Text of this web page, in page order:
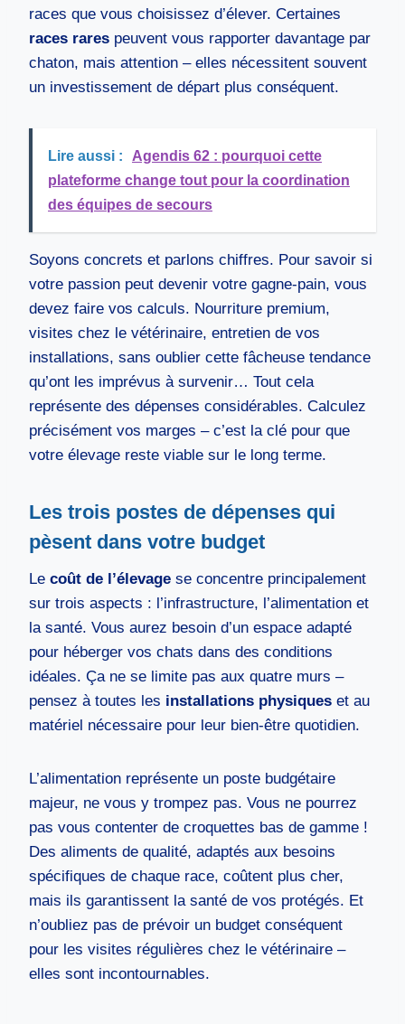
races que vous choisissez d’élever. Certaines
races rares peuvent vous rapporter davantage par
chaton, mais attention – elles nécessitent souvent
un investissement de départ plus conséquent.
Lire aussi :
Agendis 62 : pourquoi cette
plateforme change tout pour la coordination
des équipes de secours
Soyons concrets et parlons chiffres. Pour savoir si
votre passion peut devenir votre gagne-pain, vous
devez faire vos calculs. Nourriture premium,
visites chez le vétérinaire, entretien de vos
installations, sans oublier cette fâcheuse tendance
qu’ont les imprévus à survenir… Tout cela
représente des dépenses considérables. Calculez
précisément vos marges – c’est la clé pour que
votre élevage reste viable sur le long terme.
Les trois postes de dépenses qui
pèsent dans votre budget
Le coût de l’élevage se concentre principalement
sur trois aspects : l’infrastructure, l’alimentation et
la santé. Vous aurez besoin d’un espace adapté
pour héberger vos chats dans des conditions
idéales. Ça ne se limite pas aux quatre murs –
pensez à toutes les installations physiques et au
matériel nécessaire pour leur bien-être quotidien.
L’alimentation représente un poste budgétaire
majeur, ne vous y trompez pas. Vous ne pourrez
pas vous contenter de croquettes bas de gamme !
Des aliments de qualité, adaptés aux besoins
spécifiques de chaque race, coûtent plus cher,
mais ils garantissent la santé de vos protégés. Et
n’oubliez pas de prévoir un budget conséquent
pour les visites régulières chez le vétérinaire –
elles sont incontournables.